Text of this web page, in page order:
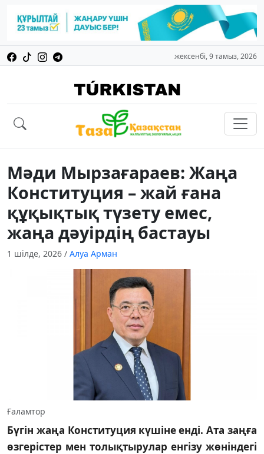
жексенбі, 9 тамыз, 2026
Мәди Мырзағараев: Жаңа
Конституция – жай ғана
құқықтық түзету емес,
жаңа дәуірдің бастауы
1 шілде, 2026 / Алуа Арман
Ғаламтор
Бүгін жаңа Конституция күшіне енді. Ата заңға
өзгерістер мен толықтырулар енгізу жөніндегі